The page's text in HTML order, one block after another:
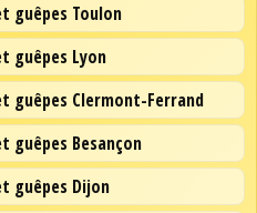
guêpes Toulon
guêpes Lyon
guêpes Clermont-Ferrand
guêpes Besançon
guêpes Dijon